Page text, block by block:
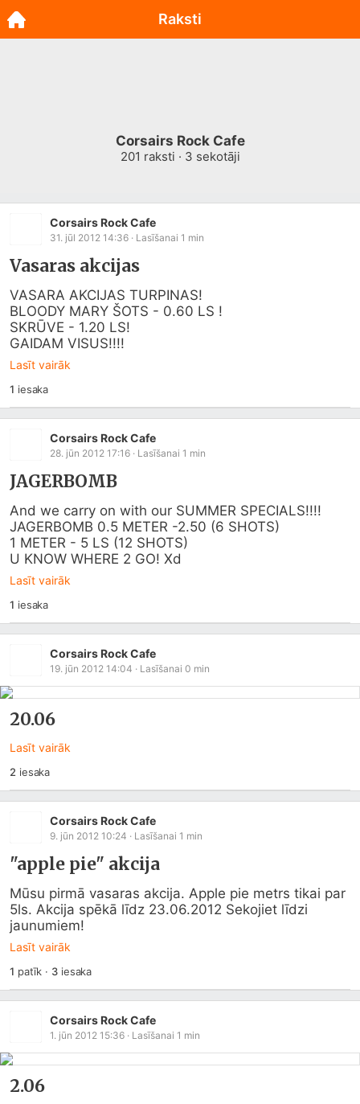
Corsairs Rock Cafe
201 raksti · 3 sekotāji
Corsairs Rock Cafe
31. jūl 2012 14:36 · Lasīšanai 1 min
Vasaras akcijas
VASARA AKCIJAS TURPINAS!
BLOODY MARY ŠOTS - 0.60 LS !
SKRŪVE - 1.20 LS!
GAIDAM VISUS!!!!
Lasīt vairāk
1 iesaka
Corsairs Rock Cafe
28. jūn 2012 17:16 · Lasīšanai 1 min
JAGERBOMB
And we carry on with our SUMMER SPECIALS!!!!
JAGERBOMB 0.5 METER -2.50 (6 SHOTS)
1 METER - 5 LS (12 SHOTS)
U KNOW WHERE 2 GO! Xd
Lasīt vairāk
1 iesaka
Corsairs Rock Cafe
19. jūn 2012 14:04 · Lasīšanai 0 min
20.06
Lasīt vairāk
2 iesaka
Corsairs Rock Cafe
9. jūn 2012 10:24 · Lasīšanai 1 min
"apple pie" akcija
Mūsu pirmā vasaras akcija. Apple pie metrs tikai par
5ls. Akcija spēkā līdz 23.06.2012 Sekojiet līdzi
jaunumiem!
Lasīt vairāk
1 patīk · 3iesaka
Corsairs Rock Cafe
1. jūn 2012 15:36 · Lasīšanai 1 min
2.06
Raksti